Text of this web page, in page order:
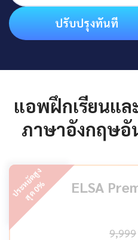
ปรับปรุงทันที
แอพฝึกเรียนแล
ภาษาอังกฤษอั
ป
ร
ะ
ห
ยั
ด
สู
ง
สุ
ด
0
% ELSA
9,999